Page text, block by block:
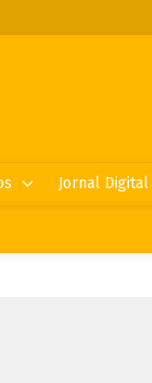
Jornal Digital